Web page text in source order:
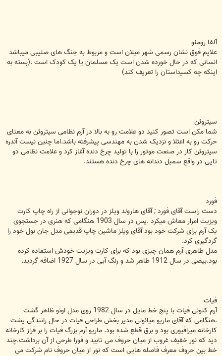
آلفا رومئو
علایم فوق نشان رسمی شهر میلان است و مربوط به جنگ های صلیبی میباشد
انسانی که در حال خورده شدن است یک مسلمان یا یک کودک است .(بسته به
اینکه چه کسیداستان را تعریف کند)
سیتروئن
شما مکن است تصور کنید دو علامت رو به بالا در آرم نظامی سیتروئن به معنای
حرکت رو به اعتلا و نزدیک شدن به مهندسی پیشرفته باشد.اما چنین نیست آندره
سیتروئن کار در صنعت موتور را با تولید چرخ دنده آغاز کرد و علامت نظامی دو
تایی در واقع سمبل دندانه های چرخ دنده هستند.
فورد
دست راست آقای فورد ; آقای هارولد ویلز در دوران نوجوانی از راه چاپ کارت
ویزیت امرار معاش میکرد .پس در سال 1903 هنگامی که هنری در جستجوی
یک آرم برای شرکت خود بود آقای ویلز ماشین چاپ قدیمی مدل جان بول خود را
گردگیری کرد.
مدل ظاهری آرم همان چیزی بود که برای کارت ویزیت خودش استفاده کرده
بود.بیضی در سال 1912 ظاهر شد و رنگ آبی در سال 1927 اضافه گردید.
فیات
آرم کنونی فیات با پنج خط مایل در سال 1982 روی مدل اونو ظاهر گشت
.هنگامی که آقای ماریو میائولی مدیر بخش طراحی فیات در حال رانندگی پشت
کارخانه میرافیوری بود و برق قطع شده بود. ماریو آرم بزرگ فیات را بر فراز کارخانه
دید که نور خفیف غروب از میان حروف می تابید و فورا طرحی از آن برداشت.چند
خط بین حروف معرف فاصله هایی است که نور از میان حروف نام شرکت می